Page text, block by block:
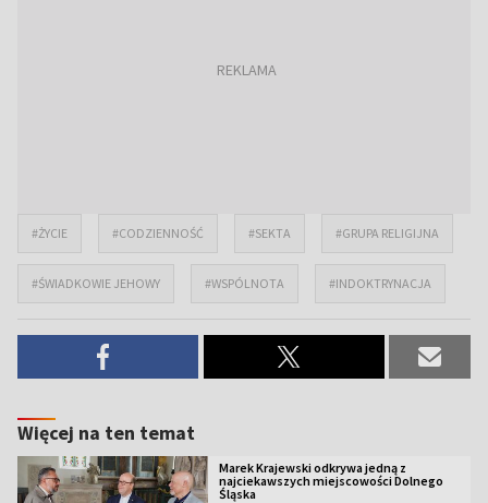
#ŻYCIE #CODZIENNOŚĆ #SEKTA #GRUPA RELIGIJNA
#ŚWIADKOWIE JEHOWY #WSPÓLNOTA #INDOKTRYNACJA
Więcej na ten temat
Marek Krajewski odkrywa jedną z
najciekawszych miejscowości Dolnego
Śląska